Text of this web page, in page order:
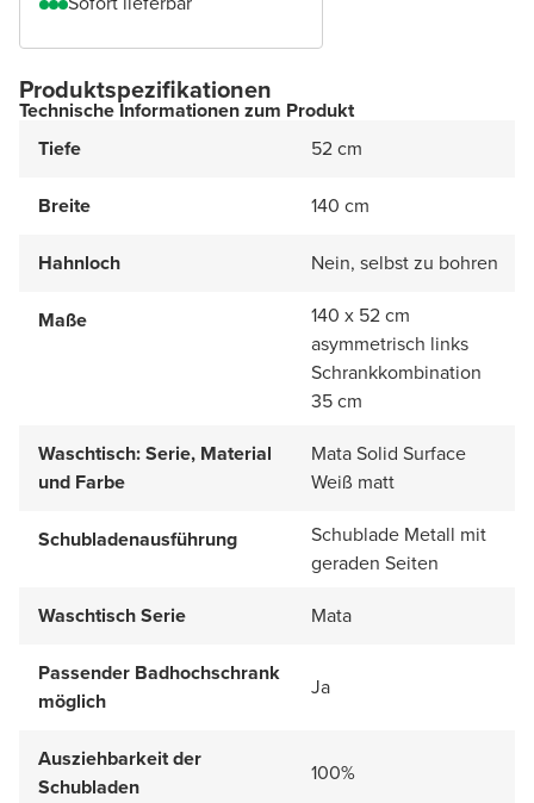
Produktspezifikationen
Technische Informationen zum Produkt
Tiefe
52 cm
Breite 140 cm
Hahnloch Nein, selbst zu bohren
Maße
140 x 52 cm
asymmetrisch links
Schrankkombination
35 cm
Waschtisch: Serie, Material
und Farbe
Mata Solid Surface
Weiß matt
Schubladenausführung
Schublade Metall mit
geraden Seiten
Waschtisch Serie
Mata
Passender Badhochschrank
möglich
Ja
Ausziehbarkeit der
Schubladen
100%